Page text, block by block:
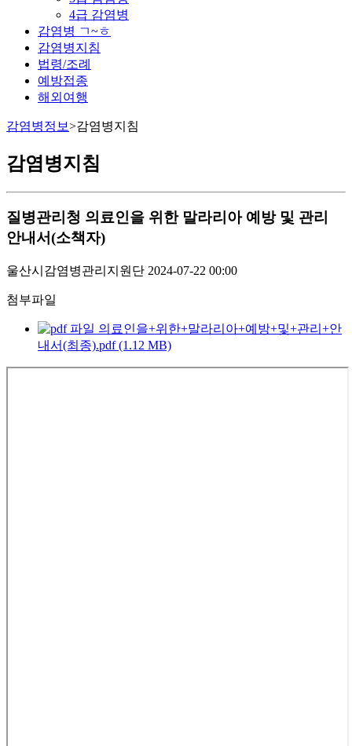
4급 감염병
감염병 ㄱ~ㅎ
감염병지침
법령/조례
예방접종
해외여행
감염병정보>감염병지침
감염병지침
질병관리청 의료인을 위한 말라리아 예방 및 관리
안내서(소책자)
울산시감염병관리지원단 2024-07-22 00:00
첨부파일
의료인을+위한+말라리아+예방+및+관리+안
내서(최종).pdf (1.12 MB)